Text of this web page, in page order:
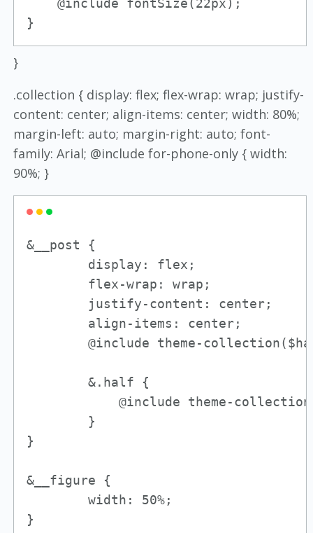
    @include fontSize(22px);
}
}
.collection { display: flex; flex-wrap: wrap; justify-
content: center; align-items: center; width: 80%;
margin-left: auto; margin-right: auto; font-
family: Arial; @include for-phone-only {width:
90%; }
&__post {
        display: flex;
        flex-wrap: wrap;
        justify-content: center;
        align-items: center;
@include theme-
        &.half {
@include theme-
        }
}
&__figure {
        width: 50%;
}